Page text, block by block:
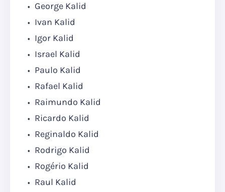
George Kalid
Ivan Kalid
Igor Kalid
Israel Kalid
Paulo Kalid
Rafael Kalid
Raimundo Kalid
Ricardo Kalid
Reginaldo Kalid
Rodrigo Kalid
Rogério Kalid
Raul Kalid